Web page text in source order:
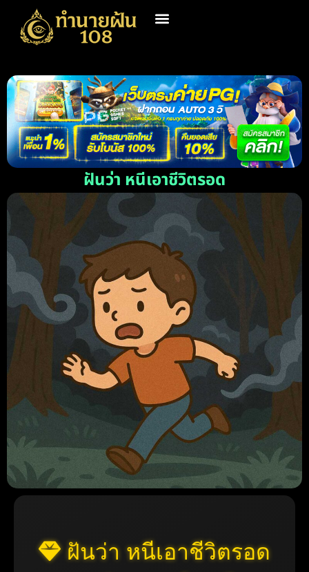
ฝันว่า หนีเอาชีวิตรอด
ฝันว่า หนีเอาชีวิตรอด